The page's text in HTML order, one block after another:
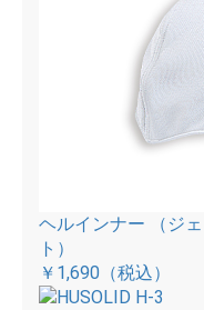
ヘルインナー （ジ
ト）
￥1,690 （税込）